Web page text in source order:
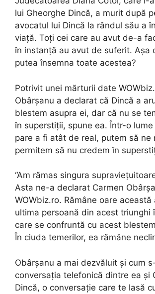
lui Gheorghe Dincă, a murit după
avocatul lui Dincă la rândul său a
viață. Toți cei care au avut de-a
în instanță au avut de suferit. Așa
putea însemna toate acestea?
Potrivit unei mărturii date
Obârșanu a declarat că Dincă a
blestem asupra ei, dar că nu se
în superstiții, spune ea. Într-o lume
pare a fi atât de real, putem să ne
permitem să nu credem în
“Am rămas singura
Asta ne-a declarat Carmen
WOWbiz.ro. Rămâne oare această
ultima persoană din acest triunghi
care se confruntă cu acest
În ciuda temerilor, ea rămâne
Obârșanu a mai dezvăluit și cum
conversația telefonică dintre ea și
Dincă, o conversație care te lasă